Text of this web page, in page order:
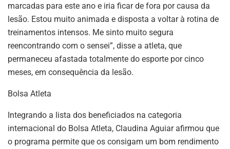
marcadas para este ano e iria ficar de fora por causa da
lesão. Estou muito animada e disposta a voltar à rotina de
treinamentos intensos. Me sinto muito segura
reencontrando com o sensei”, disse a atleta, que
permaneceu afastada totalmente do esporte por cinco
meses, em consequência da lesão.
Bolsa Atleta
Integrando a lista dos beneficiados na categoria
internacional do Bolsa Atleta, Claudina Aguiar afirmou que
o programa permite que os consigam um bom rendimento